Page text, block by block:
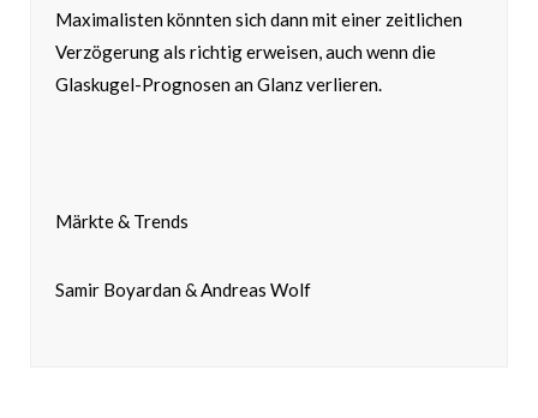
Maximalisten könnten sich dann mit einer zeitlichen
Verzögerung als richtig erweisen, auch wenn die
Glaskugel-Prognosen an Glanz verlieren.
Märkte & Trends
Samir Boyardan & Andreas Wolf